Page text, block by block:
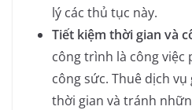
lý các thủ tục này.
Tiết kiệm thời gian và
công trình là công
công sức. Thuê dịch
thời gian và tránh